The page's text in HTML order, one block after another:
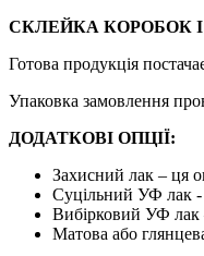
СКЛЕЙКА КОРОБОК
Готова продукція
Упаковка замовлення
ДОДАТКОВІ ОПЦІЇ:
Захисний лак – ця
Суцільний УФ лак -
Вибірковий УФ лак
Матова або